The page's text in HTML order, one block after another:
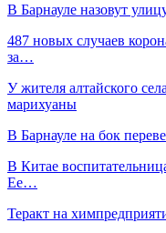
В Барнауле назовут
487 новых случаев
за…
У жителя алтайского
марихуаны
В Барнауле на бок
В Китае
Ее…
Теракт на